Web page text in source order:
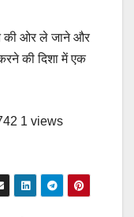
की ओर ले जाने और
की दिशा में एक
1 views